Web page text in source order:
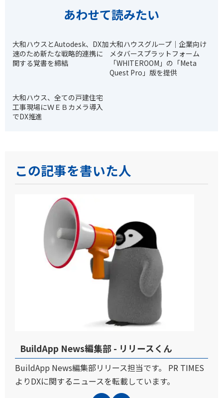
あわせて読みたい
大和ハウスとAutodesk、DX加
速のため新たな戦略的連携に
関する覚書を締結
大和ハウスグループ｜企業向け
メタバースプラットフォーム
「WHITEROOM」の「Meta
Quest Pro」版を提供
大和ハウス、全ての戸建住宅
工事現場にＷＥＢカメラ導入
でDX推進
この記事を書いた人
BuildApp News編集部 - リリースくん
BuildApp News編集部リリース担当です。 PR TIMES
よりDXに関するニュースを転載しています。